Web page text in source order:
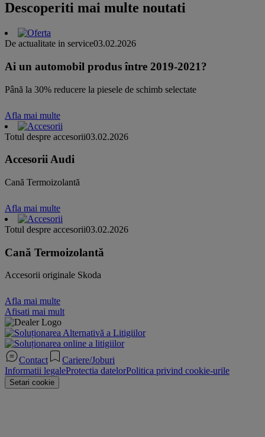
Descoperiti mai multe noutati
De actualitate in service03.02.2026
Ai un automobil produs între 2019-2021?
Până la 30% reducere la piesele de schimb selectate
Afla mai multe
Totul despre accesorii03.02.2026
Accesorii Audi
Cană Termoizolantă
Afla mai multe
Totul despre accesorii03.02.2026
Cană Termoizolantă
Accesorii originale Skoda
Afla mai multe
Afisati mai mult
Contact
Cariere/Joburi
Informatii legaleProtectia datelorPolitica privind cookie-urile
Setari cookie